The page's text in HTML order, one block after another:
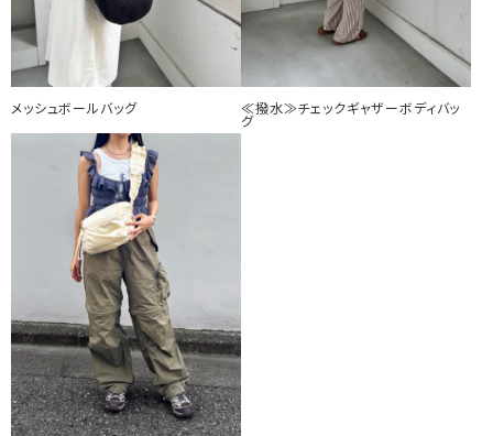
メッシュボールバッグ
≪撥水≫チェックギャザーボディバッ
グ